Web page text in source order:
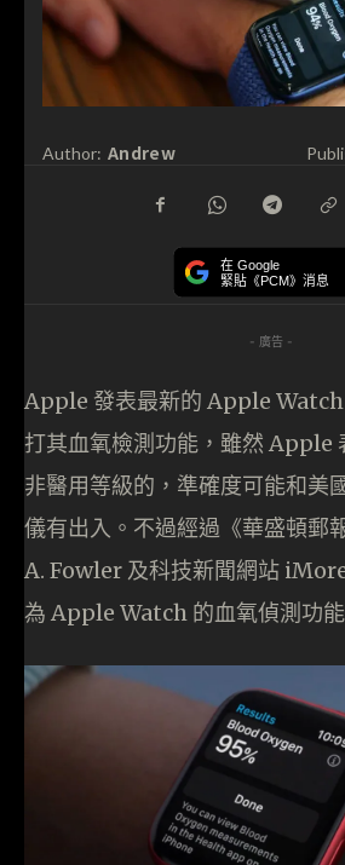
Author: Andrew
在 Google
緊貼《PCM》消息
- 廣告 -
Apple 發表最新的 Apple
打其血氧檢測功能，雖然 Apple
非醫用等級的，準確度可能和美
儀有出入。不過經過《華盛頓郵
A. Fowler 及科技新聞網站
為 Apple Watch 的血氧偵測功